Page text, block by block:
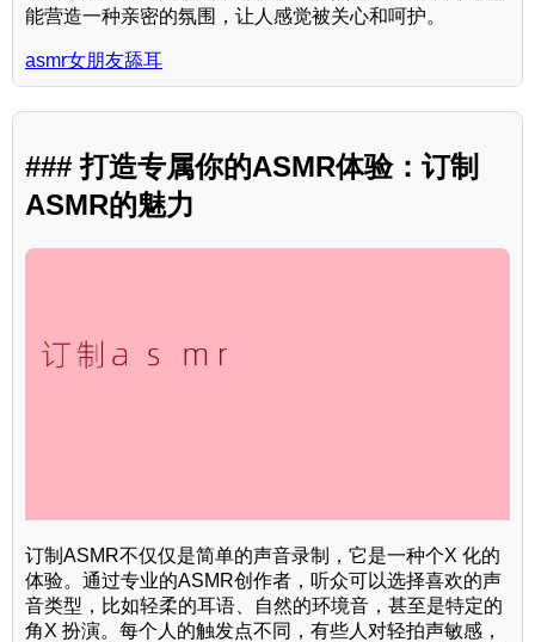
能营造一种亲密的氛围，让人感觉被关心和呵护。
asmr女朋友舔耳
### 打造专属你的ASMR体验：订制
ASMR的魅力
订制ASMR不仅仅是简单的声音录制，它是一种个X 化的
体验。通过专业的ASMR创作者，听众可以选择喜欢的声
音类型，比如轻柔的耳语、自然的环境音，甚至是特定的
角X 扮演。每个人的触发点不同，有些人对轻拍声敏感，